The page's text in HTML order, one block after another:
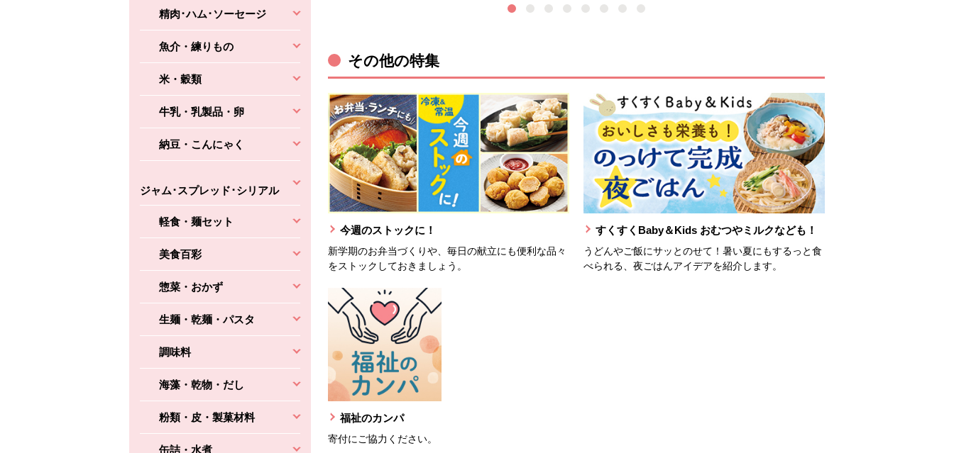
精肉･ハム･ソーセージ
魚介・練りもの
米・穀類
牛乳・乳製品・卵
納豆・こんにゃく
ジャム･スプレッド･シリアル
軽食・麺セット
美食百彩
惣菜・おかず
生麺・乾麺・パスタ
調味料
海藻・乾物・だし
粉類・皮・製菓材料
缶詰・水煮
その他の特集
今週のストックに！
新学期のお弁当づくりや、毎日の献立にも便利な品々
をストックしておきましょう。
すくすくBaby＆Kids おむつやミルクなども！
うどんやご飯にサッとのせて！暑い夏にもするっと食
べられる、夜ごはんアイデアを紹介します。
福祉のカンパ
寄付にご協力ください。